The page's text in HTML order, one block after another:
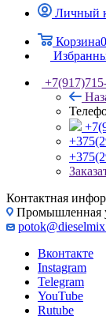
Личный
Корзина0
Контактная
Промышленная
Вконтакте
Instagram
Telegram
YouTube
Rutube